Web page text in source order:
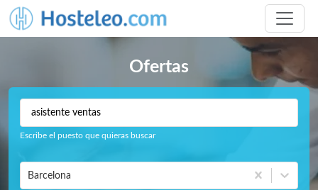
Ofertas
Escribe el puesto que quieras buscar
Barcelona